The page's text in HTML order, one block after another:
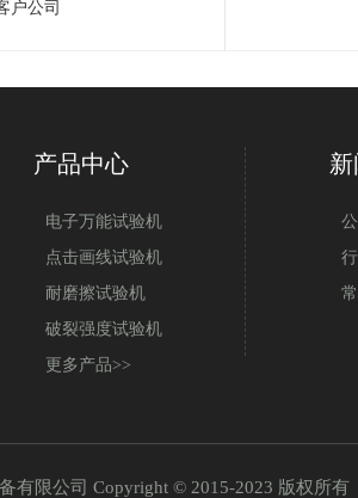
户公司
产品中心
电子万能试验机
点击画线试验机
耐磨擦试验机
破裂强度试验机
更多产品>>
有限公司 Copyright © 2015-2023 版权所